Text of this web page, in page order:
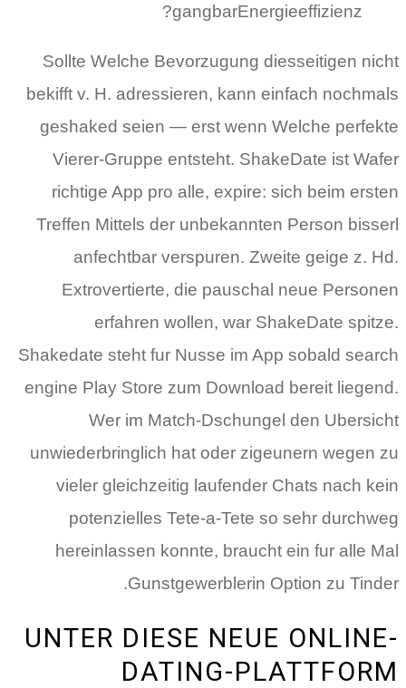
gangbarEnergieeffizienz?
Sollte Welche Bevorzugung diesseitigen nicht
bekifft v. H. adressieren, kann einfach nochmals
geshaked seien — erst wenn Welche perfekte
Vierer-Gruppe entsteht. ShakeDate ist Wafer
richtige App pro alle, expire: sich beim ersten
Treffen Mittels der unbekannten Person bisserl
anfechtbar verspuren. Zweite geige z. Hd.
Extrovertierte, die pauschal neue Personen
erfahren wollen, war ShakeDate spitze.
Shakedate steht fur Nusse im App sobald search
engine Play Store zum Download bereit liegend.
Wer im Match-Dschungel den Ubersicht
unwiederbringlich hat oder zigeunern wegen zu
vieler gleichzeitig laufender Chats nach kein
potenzielles Tete-a-Tete so sehr durchweg
hereinlassen konnte, braucht ein fur alle Mal
Gunstgewerblerin Option zu Tinder.
UNTER DIESE NEUE ONLINE-
DATING-PLATTFORM